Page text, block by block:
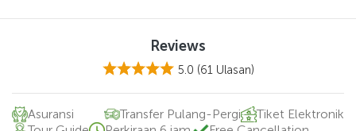
Asuransi Transfer Pulang-Pergi
Tiket Elektronik
Reviews
5.0 (61 Ulasan)